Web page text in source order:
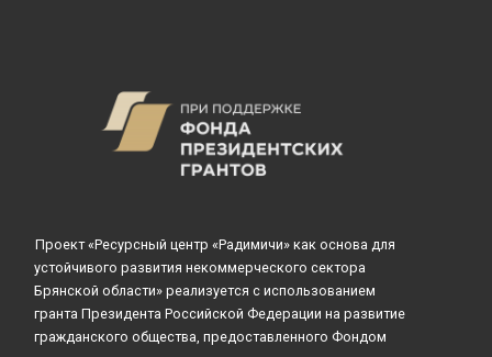
Проект «Ресурсный центр «Радимичи» как основа для
устойчивого развития некоммерческого сектора
Брянской области» реализуется с использованием
гранта Президента Российской Федерации на развитие
гражданского общества, предоставленного Фондом